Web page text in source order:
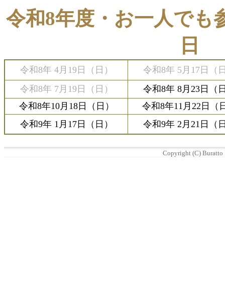
令和8年度・お一人でも
日
令和8年 4月19日（日）
令和8年 5月17日（
令和8年 7月19日（日）
令和8年 8月23日（
令和8年10月18日（日）
令和8年11月22日（
令和9年 1月17日（日）
令和9年 2月21日（
Copyright (C) Buratto